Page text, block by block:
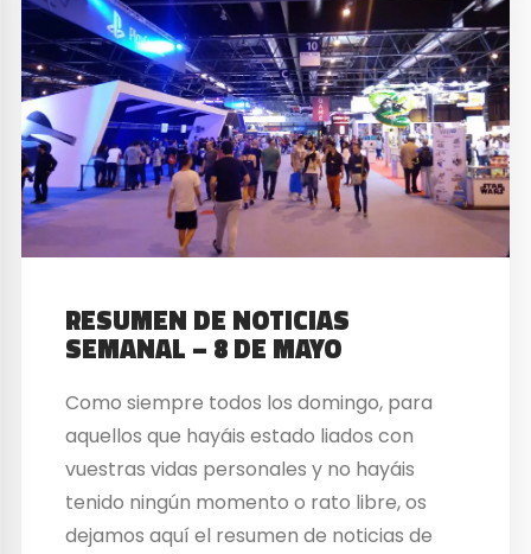
RESUMEN DE NOTICIAS
SEMANAL – 8 DE MAYO
Como siempre todos los domingo, para
aquellos que hayáis estado liados con
vuestras vidas personales y no hayáis
tenido ningún momento o rato libre, os
dejamos aquí el resumen de noticias de